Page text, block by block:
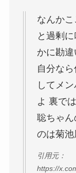
なんか
と過剰
かに勘違
自分な
してメ
よ 裏で
聡ちゃ
のは菊池
引用元：
https://